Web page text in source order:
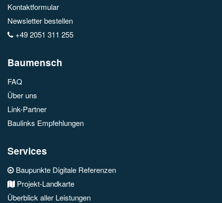
Kontaktformular
Newsletter bestellen
+49 2051 311 255
Baumensch
FAQ
Über uns
Link-Partner
Baulinks Empfehlungen
Services
Baupunkte Digitale Referenzen
Projekt-Landkarte
Überblick aller Leistungen